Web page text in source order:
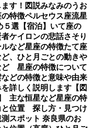
す！図説みなみのうお
特徴ペルセウス座流星
選【宿泊】 いて座の
ケイロンの悲話さそり
など星座の特徴たて座
、ひと月ごとの動きや
ど 星座の特徴について
どの特徴と意味や由来
詳しく説明します【図
主な恒星など星座の特
と位置 探し方・見つけ
スポット 奈良県のお